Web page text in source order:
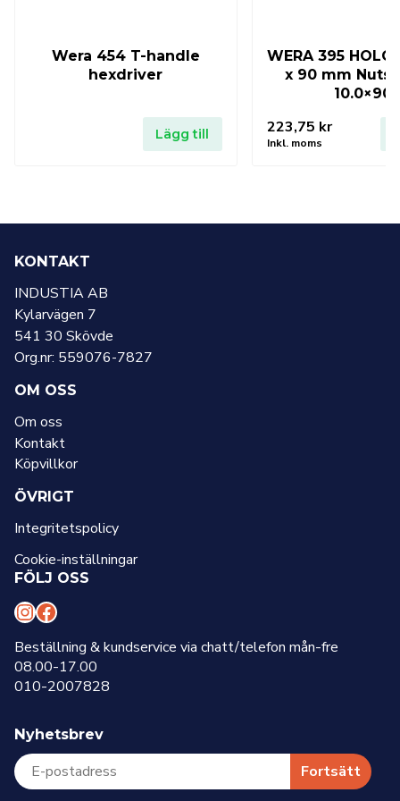
Wera 454 T-handle
hexdriver
Lägg till
WERA 395 HOLO
x 90 mm
10.0×90
223,75 kr
Inkl. moms
KONTAKT
INDUSTIA AB
Kylarvägen 7
541 30 Skövde
Org.nr: 559076-7827
OM OSS
Om oss
Kontakt
Köpvillkor
ÖVRIGT
Integritetspolicy
Cookie-inställningar
FÖLJ OSS
I
n
s
t
a
g
r
F
a
c
e
b
o
o
Beställning & kundservice via chatt/telefon mån-fre
08.00-17.00
010-2007828
Nyhetsbrev
Fortsätt